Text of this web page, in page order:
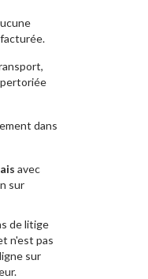
dans
avec
sur
de litige
n'est pas
sur